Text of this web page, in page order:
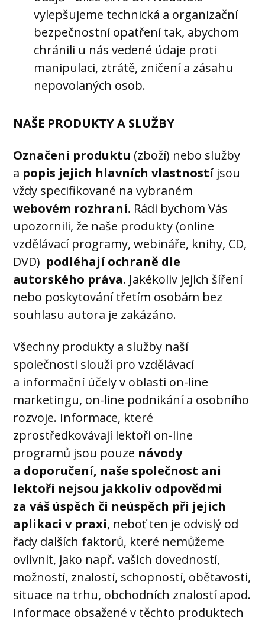
vylepšujeme technická a organizační
bezpečnostní opatření tak, abychom
chránili u nás vedené údaje proti
manipulaci, ztrátě, zničení a zásahu
nepovolaných osob.
NAŠE PRODUKTY A SLUŽBY
Označení produktu (zboží) nebo služby
a popis jejich hlavních vlastnostíjsou
vždy specifikované na vybraném
webovém rozhraní. Rádi bychom Vás
upozornili, že naše produkty (online
vzdělávací programy, webináře, knihy, CD,
DVD) podléhají ochraně dle
autorského práva. Jakékoliv jejich šíření
nebo poskytování třetím osobám bez
souhlasu autora je zakázáno.
Všechny produkty a služby naší
společnosti slouží pro vzdělávací
a informační účely v oblasti on-line
marketingu, on-line podnikání a osobního
rozvoje. Informace, které
zprostředkovávají lektoři on-line
programů jsou pouze návody
a doporučení, naše společnost ani
lektoři nejsou jakkoliv odpovědmi
za váš úspěch či neúspěch při jejich
aplikaci v praxi, neboť ten je odvislý od
řady dalších faktorů, které nemůžeme
ovlivnit, jako např. vašich dovedností,
možností, znalostí, schopností, obětavosti,
situace na trhu, obchodních znalostí apod.
Informace obsažené v těchto produktech